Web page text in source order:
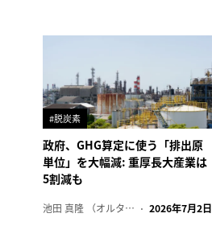
#脱炭素
政府、GHG算定に使う「排出原
単位」を大幅減: 重厚長大産業は
5割減も
池田 真隆 （オルタナ輪番編集長） 2026年7月2日